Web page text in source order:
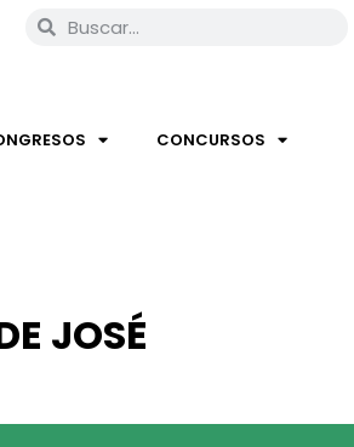
CONCURSOS
JOSÉ